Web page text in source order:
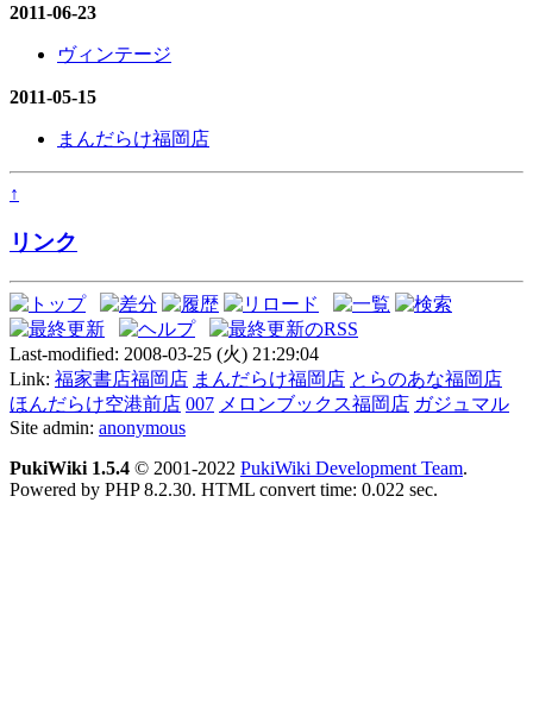
2011-06-23
ヴィンテージ
2011-05-15
まんだらけ福岡店
↑
リンク
Last-modified: 2008-03-25 (火) 21:29:04
Link: 福家書店福岡店 まんだらけ福岡店 とらのあな福岡店
ほんだらけ空港前店 007 メロンブックス福岡店 ガジュマル
Site admin: anonymous
PukiWiki 1.5.4 © 2001-2022 PukiWiki Development Team.
Powered by PHP 8.2.30. HTML convert time: 0.022 sec.